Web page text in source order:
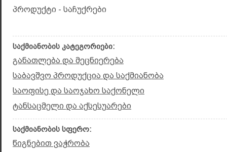
პროდუქტი - საჩუქრები
საქმიანობის კატეგორიები:
განათლება და მეცნიერება
საბავშვო პროდუქცია და საქმიანობა
საოფისე და საოჯახო საქონელი
ტანსაცმელი და აქსესუარები
საქმიანობის სფერო:
წიგნებით ვაჭრობა